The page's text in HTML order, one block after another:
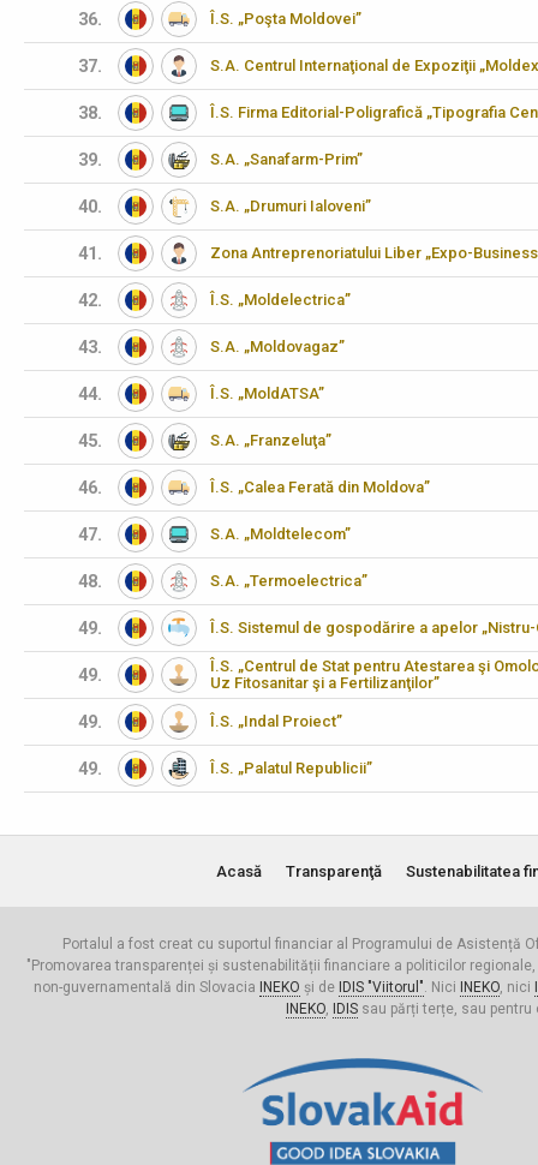
36. Î.S. „Poşta Moldovei”
37. S.A. Centrul Internaţional de Expoziţii
38. Î.S. Firma Editorial-Poligrafică „Tipografia
39. S.A. „Sanafarm-Prim”
40. S.A. „Drumuri Ialoveni”
41. Zona Antreprenoriatului Liber „Expo-
42. Î.S. „Moldelectrica”
43. S.A. „Moldovagaz”
44. Î.S. „MoldATSA”
45. S.A. „Franzeluţa”
46. Î.S. „Calea Ferată din Moldova”
47. S.A. „Moldtelecom”
48. S.A. „Termoelectrica”
49. Î.S. Sistemul de gospodărire a apelor „Nistru-
49.
Î.S. „Centrul de Stat pentru Atestarea şi
Uz Fitosanitar şi a Fertilizanţilor”
49. Î.S. „Indal Proiect”
49. Î.S. „Palatul Republicii”
Acasă Transparenţă Sustenabilitatea
Portalul a fost creat cu suportul financiar al Programului de Asistență
"Promovarea transparenței și sustenabilității financiare a politicilor
non-guvernamentală din Slovacia
INEKO și de IDIS "Viitorul". Nici INEKO, nici
INEKO, IDISsau părți terțe, sau pentru